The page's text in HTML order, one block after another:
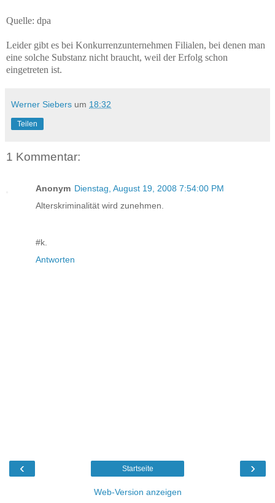
Quelle: dpa
Leider gibt es bei Konkurrenzunternehmen Filialen, bei denen man
eine solche Substanz nicht braucht, weil der Erfolg schon
eingetreten ist.
Werner Siebers um 18:32
Teilen
1 Kommentar:
Anonym Dienstag, August 19, 2008 7:54:00 PM
Alterskriminalität wird zunehmen.
#k.
Antworten
‹ ›
Startseite
Web-Version anzeigen